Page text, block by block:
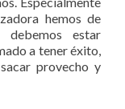
hemos de
estar
a tener éxito,
provecho y